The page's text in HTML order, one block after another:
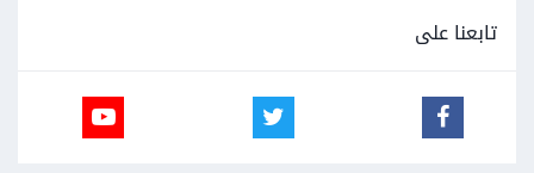
تابعنا على